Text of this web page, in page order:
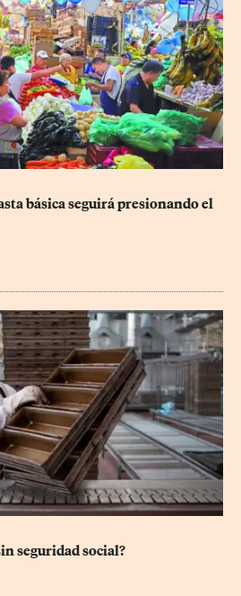
básica seguirá presionando el
seguridad social?